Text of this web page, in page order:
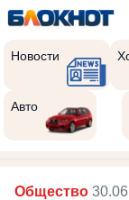
Новости
Авто
Общество